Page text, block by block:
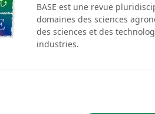
BASE est une revue
domaines des sciences
des sciences et des
industries.